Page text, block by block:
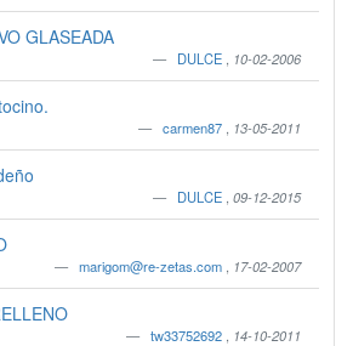
GLASEADA
DULCE 10-02-2006
carmen87 13-05-2011
DULCE 09-12-2015
marigom@re-zetas.com 17-02-2007
tw33752692 14-10-2011